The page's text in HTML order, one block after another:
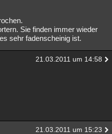
Sie finden immer wieder
sehr fadenscheinig ist.
21.03.2011 um 14:58
21.03.2011 um 15:23